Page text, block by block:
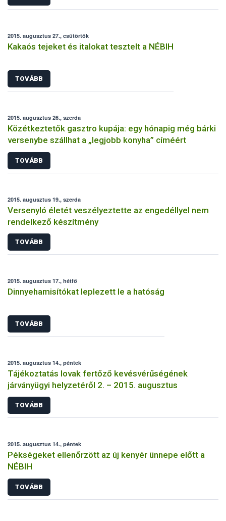
2015. augusztus 27., csütörtök
Kakaós tejeket és italokat tesztelt a NÉBIH
TOVÁBB
2015. augusztus 26., szerda
Közétkeztetők gasztro kupája: egy hónapig még bárki
versenybe szállhat a „legjobb konyha” címéért
TOVÁBB
2015. augusztus 19., szerda
Versenyló életét veszélyeztette az engedéllyel nem
rendelkező készítmény
TOVÁBB
2015. augusztus 17., hétfő
Dinnyehamisítókat leplezett le a hatóság
TOVÁBB
2015. augusztus 14., péntek
Tájékoztatás lovak fertőző kevésvérűségének
járványügyi helyzetéről 2. – 2015. augusztus
TOVÁBB
2015. augusztus 14., péntek
Pékségeket ellenőrzött az új kenyér ünnepe előtt a
NÉBIH
TOVÁBB